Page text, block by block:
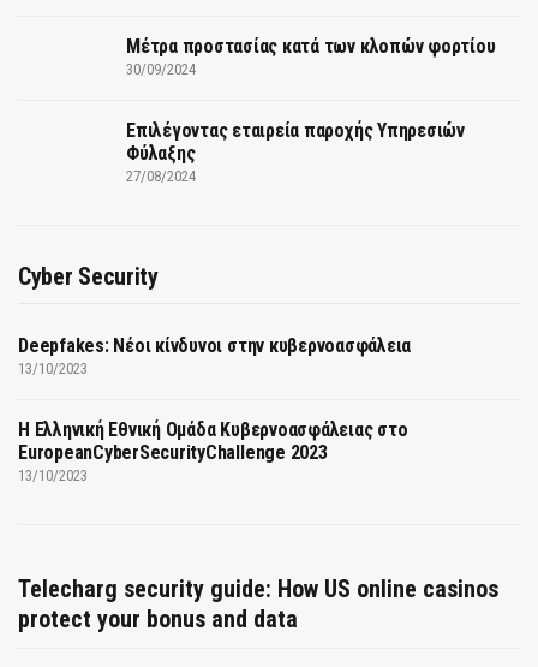
Μέτρα προστασίας κατά των κλοπών φορτίου
30/09/2024
Επιλέγοντας εταιρεία παροχής Υπηρεσιών
Φύλαξης
27/08/2024
Cyber Security
Deepfakes: Νέοι κίνδυνοι στην κυβερνοασφάλεια
13/10/2023
Η Ελληνική Εθνική Ομάδα Κυβερνοασφάλειας στο
EuropeanCyberSecurityChallenge 2023
13/10/2023
Telecharg security guide: How US online casinos
protect your bonus and data